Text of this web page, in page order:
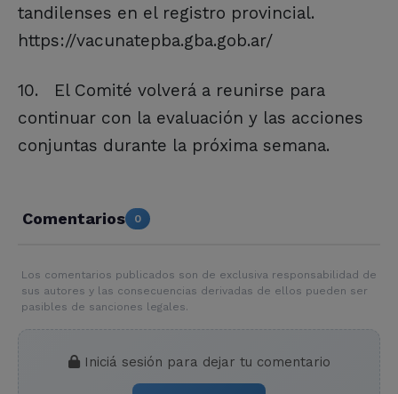
tandilenses en el registro provincial.
https://vacunatepba.gba.gob.ar/
10. El Comité volverá a reunirse para
continuar con la evaluación y las acciones
conjuntas durante la próxima semana.
Comentarios 0
Los comentarios publicados son de exclusiva responsabilidad de
sus autores y las consecuencias derivadas de ellos pueden ser
pasibles de sanciones legales.
Iniciá sesión para dejar tu comentario